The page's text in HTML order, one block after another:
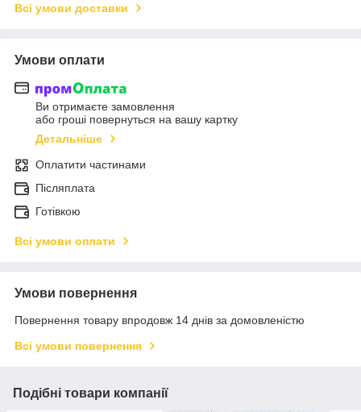
Всі умови доставки
Умови оплати
Ви отримаєте замовлення
або гроші повернуться на вашу картку
Детальніше
Оплатити частинами
Післяплата
Готівкою
Всі умови оплати
Умови повернення
Повернення товару впродовж 14 днів за домовленістю
Всі умови повернення
Подібні товари компанії